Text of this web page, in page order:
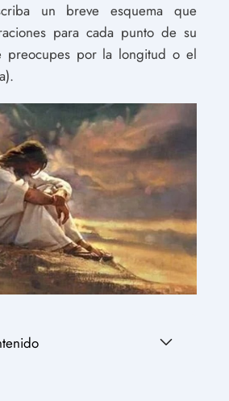
un breve esquema que
para cada punto de su
preocupes por la longitud o el